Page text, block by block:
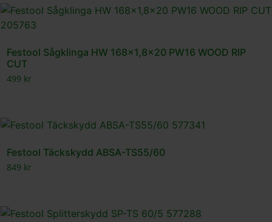
Festool Sågklinga HW 168×1,8×20 PW16 WOOD RIP
CUT
499 kr
Festool Täckskydd ABSA-TS55/60
849 kr